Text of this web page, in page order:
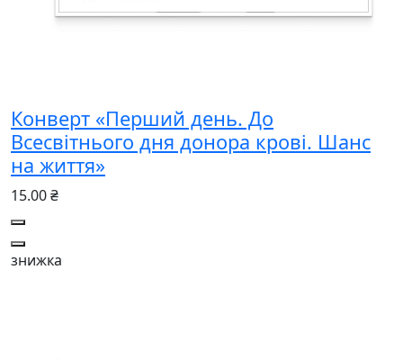
Конверт «Перший день. До
Всесвітнього дня донора крові. Шанс
на життя»
15.00 ₴
знижка